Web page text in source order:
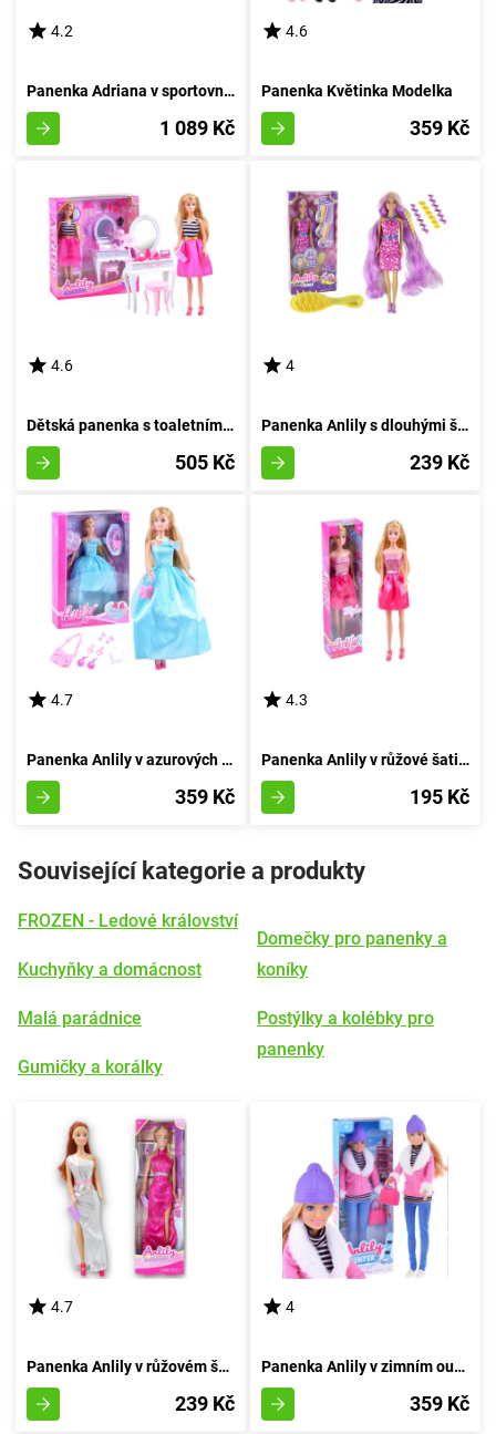
4.2
Panenka Adriana v sportovním outfitu
1 089 Kč
4.6
Panenka Květinka Modelka
359 Kč
4.6
Dětská panenka s toaletním stolečkem Lily
505 Kč
4
Panenka Anlily s dlouhými švestkovými vlákny
239 Kč
4.7
Panenka Anlily v azurových večerních šatech
359 Kč
4.3
Panenka Anlily v růžové šatičce
195 Kč
Související kategorie a produkty
FROZEN - Ledové království
Kuchyňky a domácnost
Malá parádnice
Gumičky a korálky
Domečky pro panenky a
koníky
Postýlky a kolébky pro
panenky
4.7
Panenka Anlily v růžovém šatě s květinovými zdobeními
239 Kč
4
Panenka Anlily v zimním outfitu
359 Kč